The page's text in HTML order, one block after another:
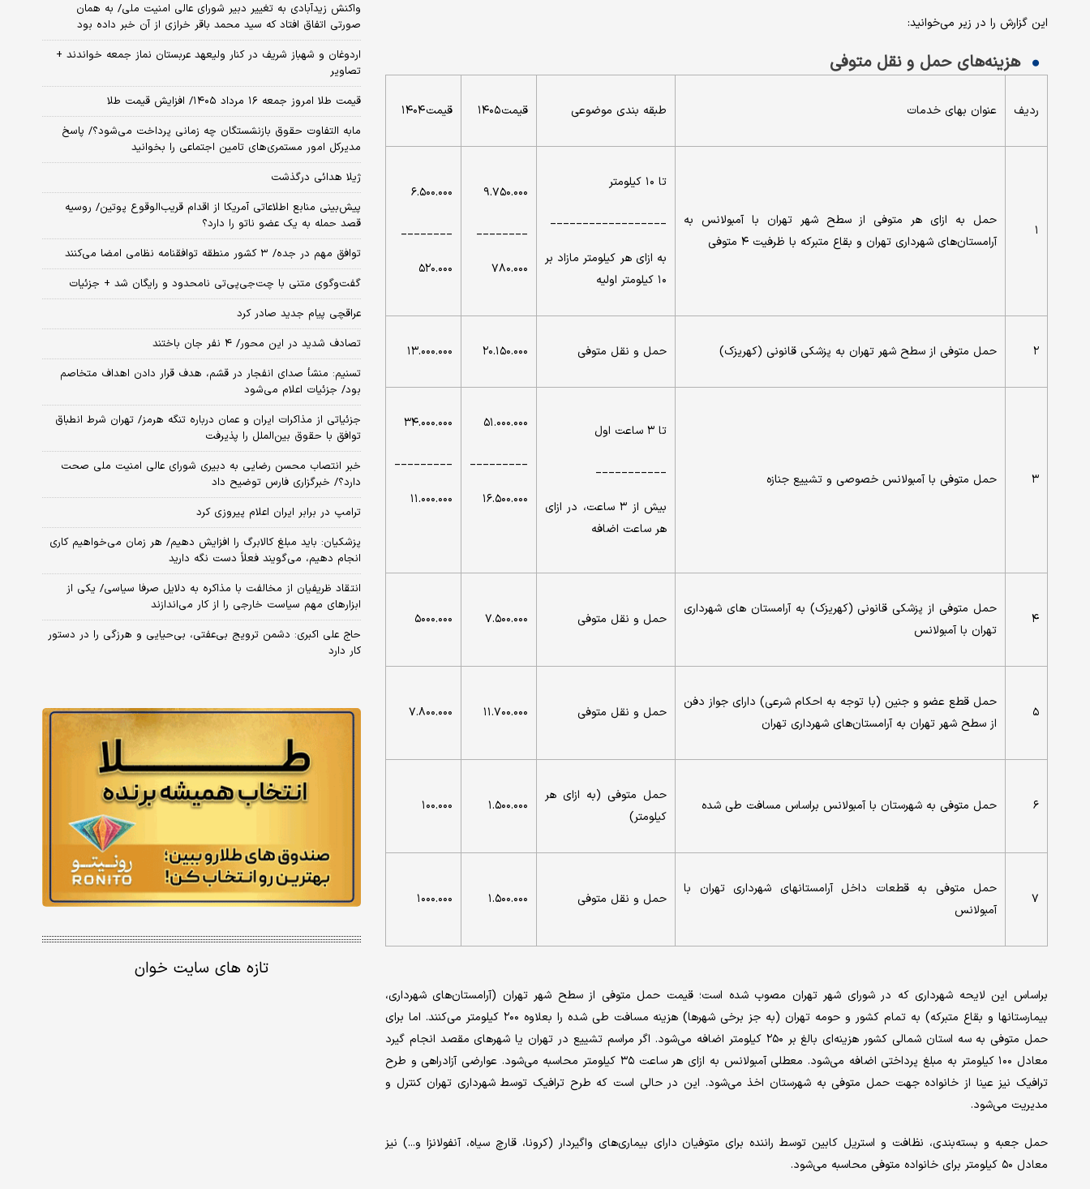
این گزارش را در زیر می‌خوانید:
هزینه‌های حمل و نقل متوفی
ردیف عنوان بهای خدمات طبقه بندی موضوعی قیمت ۱۴۰۵ قیمت ۱۴۰۴
۱
حمل به ازای هر متوفی از سطح شهر تهران با آمبولانس به
آرامستان‌های شهرداری تهران و بقاع متبرکه با ظرفیت ۴ متوفی
تا ۱۰ کیلومتر
__________________
به ازای هر کیلومتر مازاد بر
۱۰ کیلومتر اولیه
۹.۷۵۰.۰۰۰
________
۷۸۰.۰۰۰
۶.۵۰۰.۰۰۰
________
۵۲۰.۰۰۰
۲ حمل متوفی از سطح شهر تهران به پزشکی قانونی (کهریزک) حمل و نقل متوفی ۲۰.۱۵۰.۰۰۰ ۱۳.۰۰۰.۰۰۰
۳ حمل متوفی با آمبولانس خصوصی و تشییع جنازه
تا ۳ ساعت اول
___________
بیش از ۳ ساعت، در ازای
هر ساعت اضافه
۵۱.۰۰۰.۰۰۰
_________
۱۶.۵۰۰.۰۰۰
۳۴.۰۰۰.۰۰۰
_________
۱۱.۰۰۰.۰۰۰
۴
حمل متوفی از پزشکی قانونی (کهریزک) به آرامستان های شهرداری
تهران با آمبولانس
حمل و نقل متوفی ۷.۵۰۰.۰۰۰ ۵۰۰۰.۰۰۰
۵
حمل قطع عضو و جنین (با توجه به احکام شرعی) دارای جواز دفن
از سطح شهر تهران به آرامستان‌های شهرداری تهران
حمل و نقل متوفی ۱۱.۷۰۰.۰۰۰ ۷.۸۰۰.۰۰۰
۶ حمل متوفی به شهرستان با آمبولانس براساس مسافت طی شده
حمل متوفی (به ازای هر
کیلومتر)
۱.۵۰۰.۰۰۰ ۱۰۰.۰۰۰
۷
حمل متوفی به قطعات داخل آرامستانهای شهرداری تهران با
آمبولانس
حمل و نقل متوفی ۱.۵۰۰.۰۰۰ ۱۰۰۰.۰۰۰
براساس این لایحه شهرداری که در شورای شهر تهران مصوب شده است؛ قیمت حمل متوفی از سطح شهر تهران (آرامستان‌های شهرداری،
بیمارستانها و بقاع متبرکه) به تمام کشور و حومه تهران (به جز برخی شهرها) هزینه مسافت طی شده را بعلاوه ۲۰۰ کیلومتر می‌کنند. اما برای
حمل متوفی به سه استان شمالی کشور هزینه‌ای بالغ بر ۲۵۰ کیلومتر اضافه می‌شود. اگر مراسم تشییع در تهران یا شهرهای مقصد انجام گیرد
معادل ۱۰۰ کیلومتر به مبلغ پرداختی اضافه می‌شود. معطلی آمبولانس به ازای هر ساعت ۳۵ کیلومتر محاسبه می‌شود. عوارضی آزادراهی و طرح
ترافیک نیز عینا از خانواده جهت حمل متوفی به شهرستان اخذ می‌شود. این در حالی است که طرح ترافیک توسط شهرداری تهران کنترل و
مدیریت می‌شود.
حمل جعبه و بسته‌بندی، نظافت و استریل کابین توسط راننده برای متوفیان دارای بیماری‌های واگیردار (کرونا، قارچ سیاه، آنفولانزا و...) نیز
معادل ۵۰ کیلومتر برای خانواده متوفی محاسبه می‌شود.
واکنش زیدآبادی به تغییر دبیر شورای عالی امنیت ملی/ به همان
صورتی اتفاق افتاد که سید محمد باقر خرازی از آن خبر داده بود
اردوغان و شهباز شریف در کنار ولیعهد عربستان نماز جمعه خواندند +
تصاویر
قیمت طلا امروز جمعه ۱۶ مرداد ۱۴۰۵/ افزایش قیمت طلا
مابه التفاوت حقوق بازنشستگان چه زمانی پرداخت می‌شود؟/ پاسخ
مدیرکل امور مستمری‌های تامین اجتماعی را بخوانید
ژیلا هدائی درگذشت
پیش‌بینی منابع اطلاعاتی آمریکا از اقدام قریب‌الوقوع پوتین/ روسیه
قصد حمله به یک عضو ناتو را دارد؟
توافق مهم در جده/ ۳ کشور منطقه توافقنامه نظامی امضا می‌کنند
گفت‌وگوی متنی با چت‌جی‌پی‌تی نامحدود و رایگان شد + جزئیات
عراقچی پیام جدید صادر کرد
تصادف شدید در این محور/ ۴ نفر جان باختند
تسنیم: منشأ صدای انفجار در قشم، هدف قرار دادن اهداف متخاصم
بود/ جزئیات اعلام می‌شود
جزئیاتی از مذاکرات ایران و عمان درباره تنگه هرمز/ تهران شرط انطباق
توافق با حقوق بین‌الملل را پذیرفت
خبر انتصاب محسن رضایی به دبیری شورای عالی امنیت ملی صحت
دارد؟/ خبرگزاری فارس توضیح داد
ترامپ در برابر ایران اعلام پیروزی کرد
پزشکیان: باید مبلغ کالابرگ را افزایش دهیم/ هر زمان می‌خواهیم کاری
انجام دهیم، می‌گویند فعلاً دست نگه دارید
انتقاد ظریفیان از مخالفت با مذاکره به دلایل صرفا سیاسی/ یکی از
ابزارهای مهم سیاست خارجی را از کار می‌اندازند
حاج علی اکبری: دشمن ترویج بی‌عفتی، بی‌حیایی و هرزگی را در دستور
کار دارد
تازه های سایت خوان